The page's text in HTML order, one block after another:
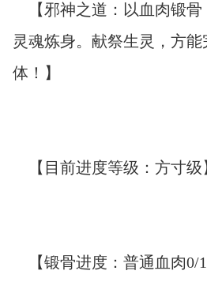
【邪神之道：以血肉锻骨
灵魂炼身。献祭生灵，方
体！】
【目前进度等级：方寸级
【锻骨进度：普通血肉0/